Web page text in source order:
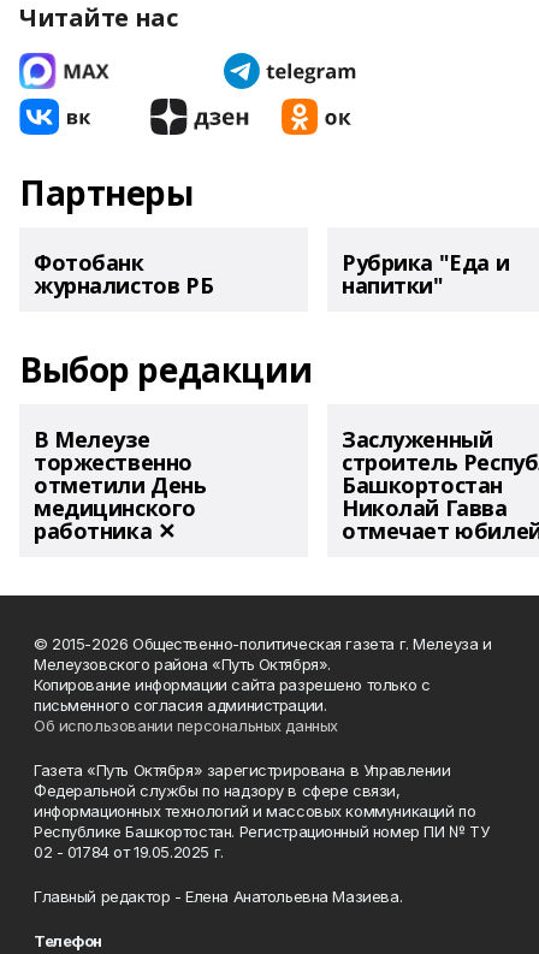
Читайте нас
Партнеры
Фотобанк
журналистов РБ
Рубрика "Еда и
напитки"
Выбор редакции
В Мелеузе
торжественно
отметили День
медицинского
работника ✕
Заслуженный
строитель
Башкортостан
Николай Гавва
отмечает
© 2015-2026 Общественно-политическая газета г. Мелеуза и
Мелеузовского района «Путь Октября».
Копирование информации сайта разрешено только с
письменного согласия администрации.
Об использовании персональных данных
Газета «Путь Октября» зарегистрирована в Управлении
Федеральной службы по надзору в сфере связи,
информационных технологий и массовых коммуникаций по
Республике Башкортостан. Регистрационный номер ПИ № ТУ
02 - 01784 от 19.05.2025 г.
Главный редактор - Елена Анатольевна Мазиева.
Телефон